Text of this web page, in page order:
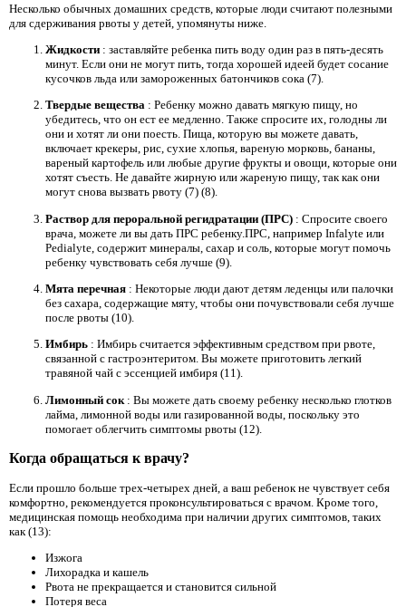
Несколько обычных домашних средств, которые люди считают полезными
для сдерживания рвоты у детей, упомянуты ниже.
Жидкости : заставляйте ребенка пить воду один раз в пять-десять
минут. Если они не могут пить, тогда хорошей идеей будет сосание
кусочков льда или замороженных батончиков сока (7).
Твердые вещества : Ребенку можно давать мягкую пищу, но
убедитесь, что он ест ее медленно. Также спросите их, голодны ли
они и хотят ли они поесть. Пища, которую вы можете давать,
включает крекеры, рис, сухие хлопья, вареную морковь, бананы,
вареный картофель или любые другие фрукты и овощи, которые они
хотят съесть. Не давайте жирную или жареную пищу, так как они
могут снова вызвать рвоту (7) (8).
Раствор для пероральной регидратации (ПРС) : Спросите своего
врача, можете ли вы дать ПРС ребенку.ПРС, например Infalyte или
Pedialyte, содержит минералы, сахар и соль, которые могут помочь
ребенку чувствовать себя лучше (9).
Мята перечная : Некоторые люди дают детям леденцы или палочки
без сахара, содержащие мяту, чтобы они почувствовали себя лучше
после рвоты (10).
Имбирь : Имбирь считается эффективным средством при рвоте,
связанной с гастроэнтеритом. Вы можете приготовить легкий
травяной чай с эссенцией имбиря (11).
Лимонный сок : Вы можете дать своему ребенку несколько глотков
лайма, лимонной воды или газированной воды, поскольку это
помогает облегчить симптомы рвоты (12).
Когда обращаться к врачу?
Если прошло больше трех-четырех дней, а ваш ребенок не чувствует себя
комфортно, рекомендуется проконсультироваться с врачом. Кроме того,
медицинская помощь необходима при наличии других симптомов, таких
как (13):
Изжога
Лихорадка и кашель
Рвота не прекращается и становится сильной
Потеря веса